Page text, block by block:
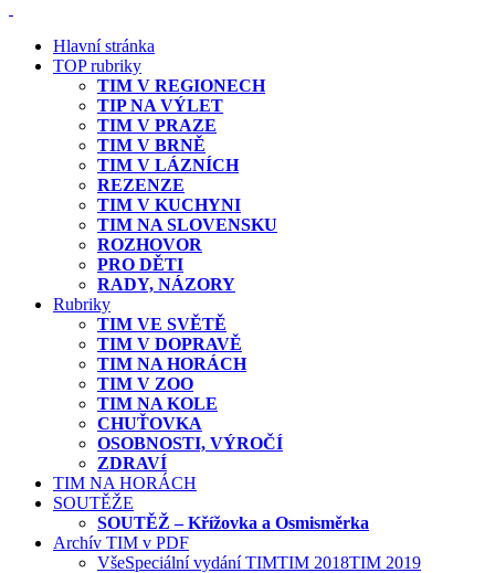
Hlavní stránka
TOP rubriky
TIM V REGIONECH
TIP NA VÝLET
TIM V PRAZE
TIM V BRNĚ
TIM V LÁZNÍCH
REZENZE
TIM V KUCHYNI
TIM NA SLOVENSKU
ROZHOVOR
PRO DĚTI
RADY, NÁZORY
Rubriky
TIM VE SVĚTĚ
TIM V DOPRAVĚ
TIM NA HORÁCH
TIM V ZOO
TIM NA KOLE
CHUŤOVKA
OSOBNOSTI, VÝROČÍ
ZDRAVÍ
TIM NA HORÁCH
SOUTĚŽE
SOUTĚŽ – Křížovka a Osmisměrka
Archív TIM v PDF
VšeSpeciální vydání TIMTIM 2018TIM 2019